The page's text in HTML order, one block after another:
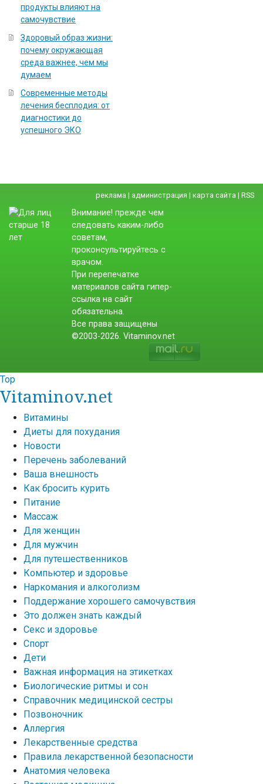
продукты влияют на
самочувствие
Здоровый образ жизни:
почему окружающая
среда важнее, чем мы
думаем
Современные методы
лечения бесплодия: от
диагностики до
успешного ЭКО
реклама | администрация | карта сайта | RSS
Внимание! прежде чем
следовать каким-либо
советам,
проконсультируйтесь с
врачом.
При перепечатке
материалов сайта гипер-
ссылка на сайт
обязательна.
Все права защищены
©2003-2026. Vitaminov.net
Top
Vitaminov.net
Витамины
Диеты для похудания
Новости
Перечень заболеваний
Ваша внешность
Как бросить курить
Питание
Массаж
Для женщин
Для мужчин
Для путешественников
Компьютер и здоровье
Наркомания и алкоголизм
Поддержание хорошего самочувствия
Это должен знать каждый
Секс и здоровье
Спорт
Дети
Важная информация на этикетках
Биологические ритмы и сон
Справочник медицинской сестры
Позвоночник
Аллергия
Лекарственные средства
Правила лекарственной безопасности
Aнатомия человека